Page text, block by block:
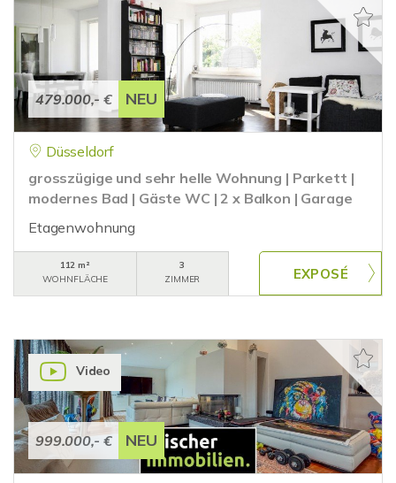
479.000,- € NEU
Düsseldorf
grosszügige und sehr helle Wohnung | Parkett |
modernes Bad | Gäste WC | 2 x Balkon | Garage
Etagenwohnung
112 m²
WOHNFLÄCHE
3
ZIMMER
999.000,- € NEU
Video